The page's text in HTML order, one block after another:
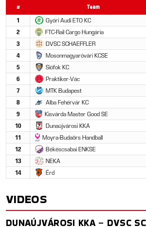
# Team
1 Győri Audi ETO KC
2
FTC-Rail Cargo Hungária
3
DVSC SCHAEFFLER
4
Mosonmagyaróvári KCSE
5
Siófok KC
6
Praktiker-Vác
7
MTK Budapest
8
Alba Fehérvár KC
9
Kisvárda Master Good SE
10
Dunaújvárosi KKA
11
Moyra-Budaörs Handball
12
Békéscsabai ENKSE
13
NEKA
14
Érd
VIDEOS
DUNAÚJVÁROSI KKA – DVSC